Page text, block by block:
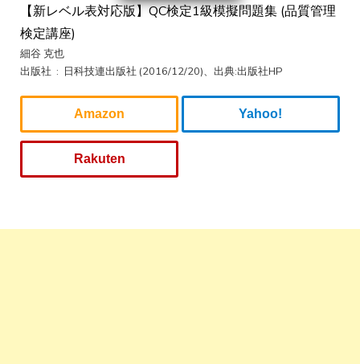
【新レベル表対応版】QC検定1級模擬問題集 (品質管理
検定講座)
細谷 克也
出版社 ‏ : ‎ 日科技連出版社 (2016/12/20)、出典:出版社HP
Amazon Yahoo!
Rakuten